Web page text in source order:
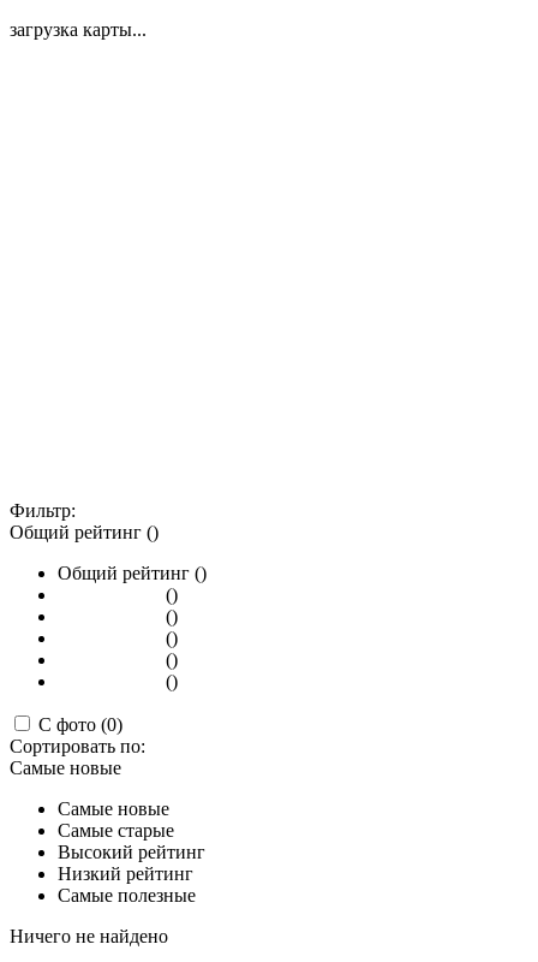
загрузка карты...
Фильтр:
Общий рейтинг ()
Общий рейтинг ()
()
()
()
()
()
С фото (0)
Сортировать по:
Самые новые
Самые новые
Самые старые
Высокий рейтинг
Низкий рейтинг
Самые полезные
Ничего не найдено